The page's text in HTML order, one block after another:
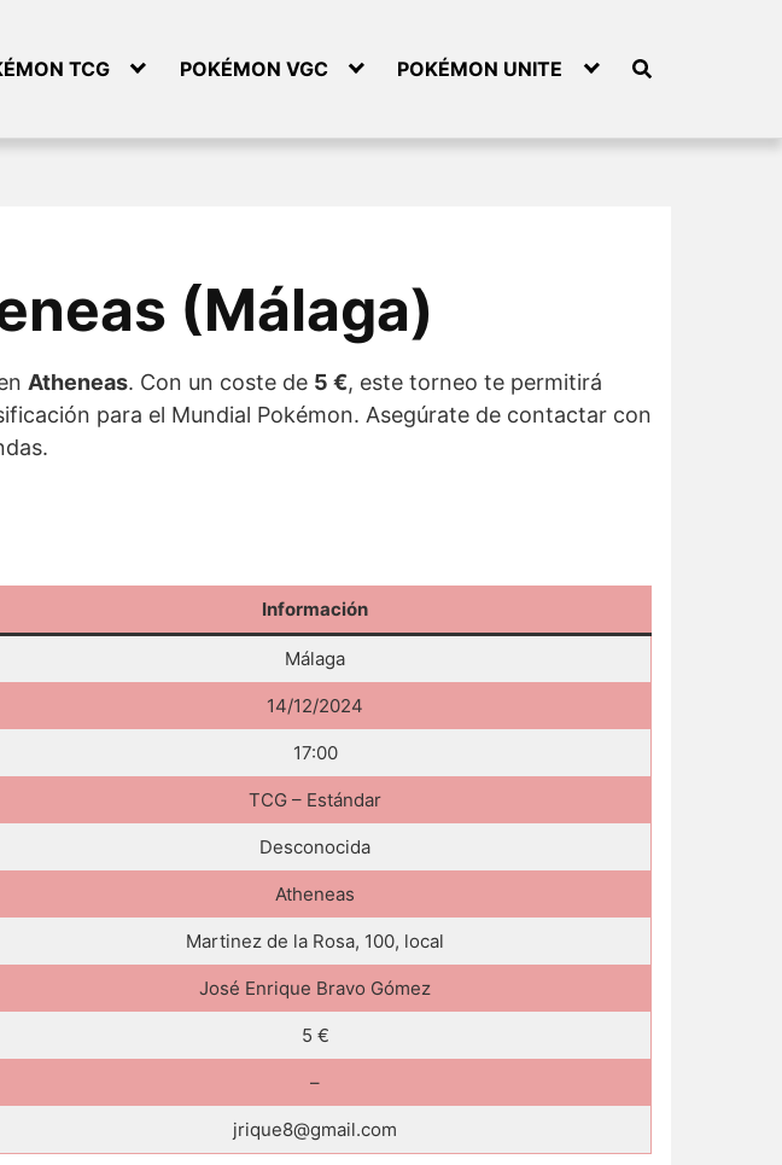
TCG POKÉMON VGC POKÉMON UNITE
(Málaga)
Atheneas. Con un coste de 5 €, este torneo te permitirá
para el Mundial Pokémon. Asegúrate de contactar con
Información
Málaga
14/12/2024
17:00
TCG – Estándar
Desconocida
Atheneas
Martinez de la Rosa, 100, local
José Enrique Bravo Gómez
5 €
–
jrique8@gmail.com